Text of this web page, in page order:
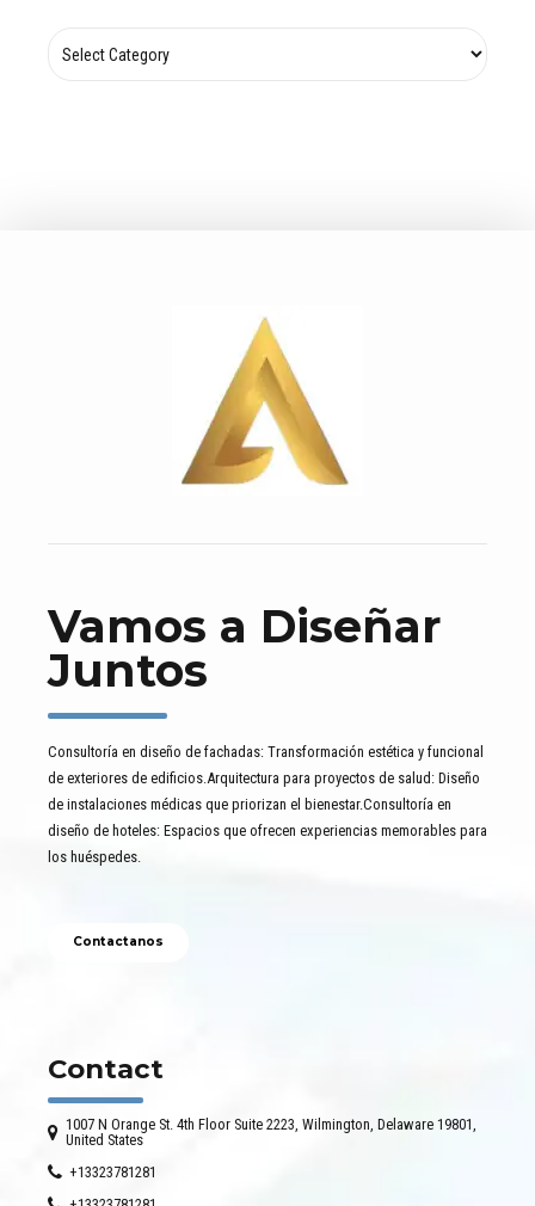
Vamos a Diseñar
Juntos
Consultoría en diseño de fachadas: Transformación estética y funcional
de exteriores de edificios.Arquitectura para proyectos de salud: Diseño
de instalaciones médicas que priorizan el bienestar.Consultoría en
diseño de hoteles: Espacios que ofrecen experiencias memorables para
los huéspedes.
Contactanos
Contact
1007 N Orange St. 4th Floor Suite 2223, Wilmington, Delaware 19801,
United States
+13323781281